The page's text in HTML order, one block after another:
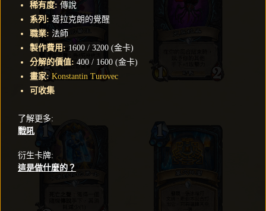
稀有度: 傳說
系列 : 葛拉克朗的覺醒
職業: 法師
製作費用 : 1600 / 3200 (金卡)
分解的價值: 400 / 1600 (金卡)
畫家: Konstantin Turovec
可收集
了解更多:
戰吼
衍生卡牌:
這是做什麼的？